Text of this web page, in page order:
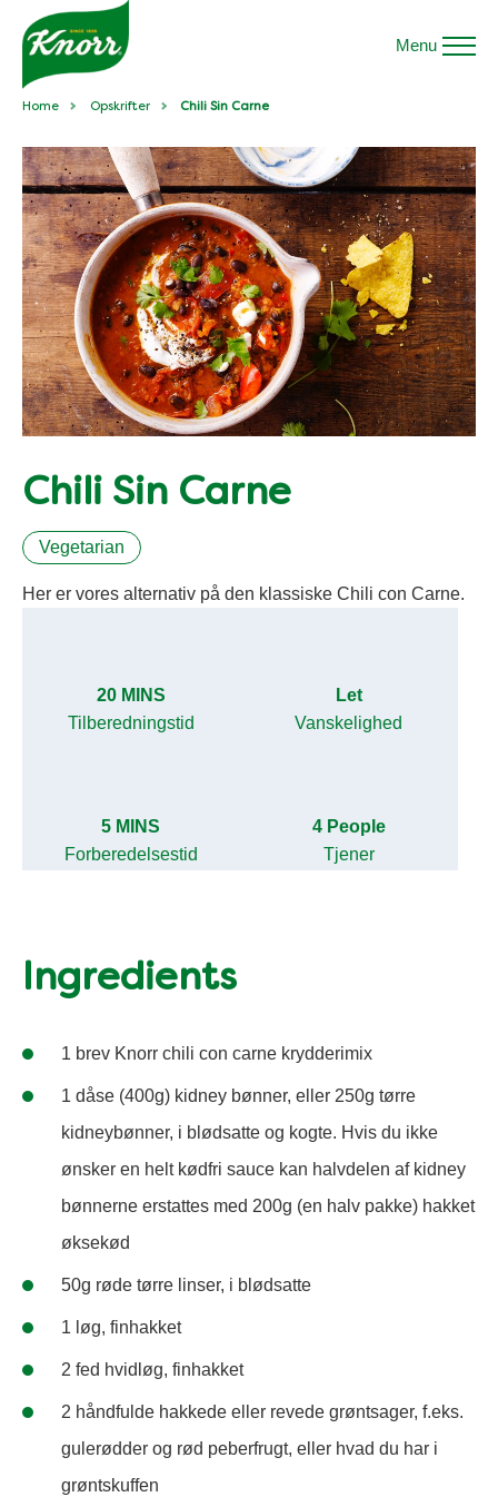
Menu
Home Opskrifter Chili Sin Carne
Chili Sin Carne
Vegetarian
Her er vores alternativ på den klassiske Chili con Carne.
20 MINS
Tilberedningstid
Let
Vanskelighed
5 MINS
Forberedelsestid
4 People
Tjener
Ingredients
1 brev Knorr chili con carne krydderimix
1 dåse (400g) kidney bønner, eller 250g tørre
kidneybønner, i blødsatte og kogte. Hvis du ikke
ønsker en helt kødfri sauce kan halvdelen af kidney
bønnerne erstattes med 200g (en halv pakke) hakket
øksekød
50g røde tørre linser, i blødsatte
1 løg, finhakket
2 fed hvidløg, finhakket
2 håndfulde hakkede eller revede grøntsager, f.eks.
gulerødder og rød peberfrugt, eller hvad du har i
grøntskuffen